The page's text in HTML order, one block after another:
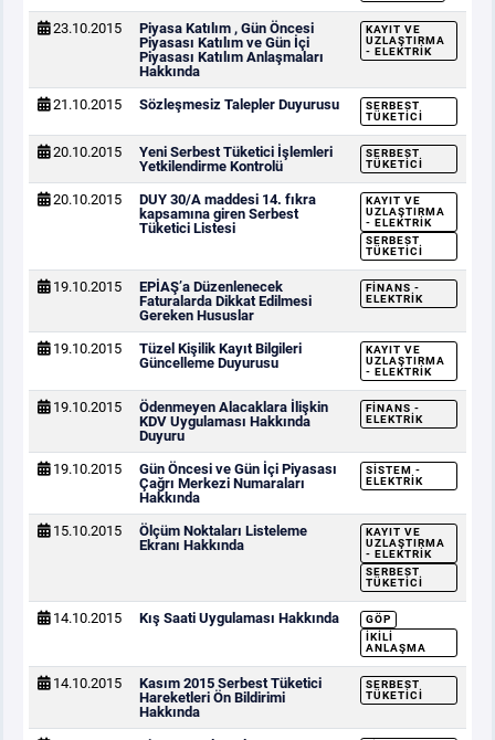
23.10.2015
Piyasa Katılım , Gün Öncesi
Piyasası Katılım ve Gün İçi
Piyasası Katılım Anlaşmaları
Hakkında
KAYIT VE
UZLAŞTIRMA
- ELEKTRIK
21.10.2015 Sözleşmesiz Talepler Duyurusu
SERBEST
TÜKETICI
20.10.2015
Yeni Serbest Tüketici İşlemleri
Yetkilendirme Kontrolü
SERBEST
TÜKETICI
20.10.2015
DUY 30/A maddesi 14. fıkra
kapsamına giren Serbest
Tüketici Listesi
KAYIT VE
UZLAŞTIRMA
- ELEKTRIK
SERBEST
TÜKETICI
19.10.2015
EPİAŞ’a Düzenlenecek
Faturalarda Dikkat Edilmesi
Gereken Hususlar
FINANS -
ELEKTRIK
19.10.2015
Tüzel Kişilik Kayıt Bilgileri
Güncelleme Duyurusu
KAYIT VE
UZLAŞTIRMA
- ELEKTRIK
19.10.2015
Ödenmeyen Alacaklara İlişkin
KDV Uygulaması Hakkında
Duyuru
FINANS -
ELEKTRIK
19.10.2015
Gün Öncesi ve Gün İçi Piyasası
Çağrı Merkezi Numaraları
Hakkında
SISTEM -
ELEKTRIK
15.10.2015
Ölçüm Noktaları Listeleme
Ekranı Hakkında
KAYIT VE
UZLAŞTIRMA
- ELEKTRIK
SERBEST
TÜKETICI
14.10.2015 Kış Saati Uygulaması Hakkında
GÖP
İKILI
ANLAŞMA
14.10.2015
Kasım 2015 Serbest Tüketici
Hareketleri Ön Bildirimi
Hakkında
SERBEST
TÜKETICI